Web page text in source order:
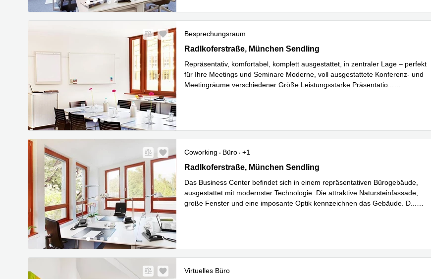
Besprechungsraum
Radlkoferstraße 2, München Sendling
Radlkoferstraße, München Sendling
Repräsentativ, komfortabel, komplett ausgestattet, in zentraler Lage – perfekt
für Ihre Meetings und Seminare Moderne, voll ausgestattete Konferenz- und
Meetingräume verschiedener Größe Leistungsstarke Präsentatio
Coworking Büro
+1
Radlkoferstraße 2, München Sendling
Radlkoferstraße, München Sendling
Das Business Center befindet sich in einem repräsentativen Bürogebäude,
ausgestattet mit modernster Technologie. Die attraktive Natursteinfassade,
große Fenster und eine imposante Optik kennzeichnen das Gebäude. D
Virtuelles Büro